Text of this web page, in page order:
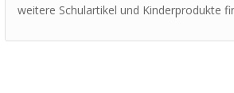
weitere Schulartikel und Kinderprodukte